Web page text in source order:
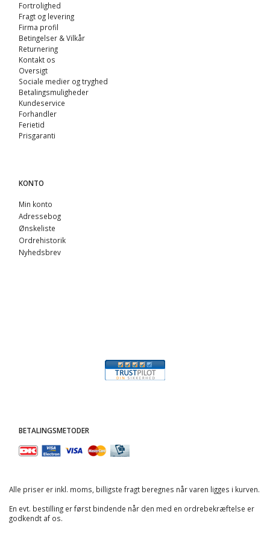
Fortrolighed
Fragt og levering
Firma profil
Betingelser & Vilkår
Returnering
Kontakt os
Oversigt
Sociale medier og tryghed
Betalingsmuligheder
Kundeservice
Forhandler
Ferietid
Prisgaranti
KONTO
Min konto
Adressebog
Ønskeliste
Ordrehistorik
Nyhedsbrev
BETALINGSMETODER
Alle priser er inkl. moms, billigste fragt beregnes når varen ligges i kurven.
En evt. bestilling er først bindende når den med en ordrebekræftelse er
godkendt af os.